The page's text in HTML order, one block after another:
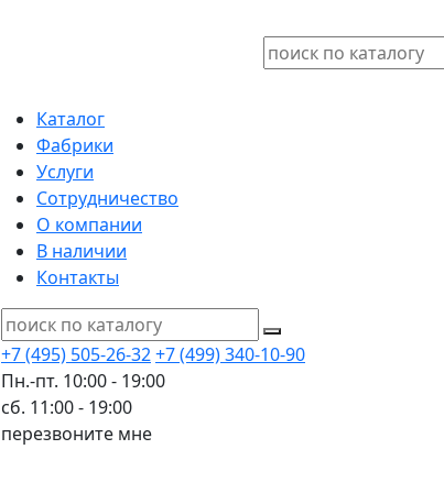
Каталог
Фабрики
Услуги
Сотрудничество
О компании
В наличии
Контакты
+7 (495) 505-26-32+7 (499) 340-10-90
Пн.-пт. 10:00 - 19:00
сб. 11:00 - 19:00
перезвоните мне